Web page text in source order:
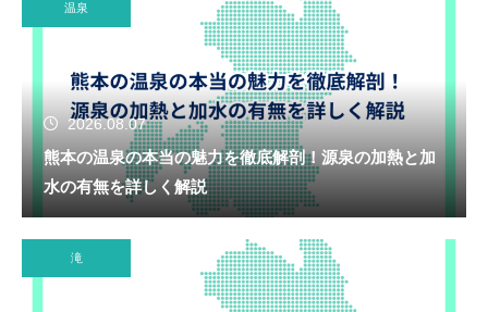
温泉
2026.08.07
熊本の温泉の本当の魅力を徹底解剖！源泉の加熱と加
水の有無を詳しく解説
滝